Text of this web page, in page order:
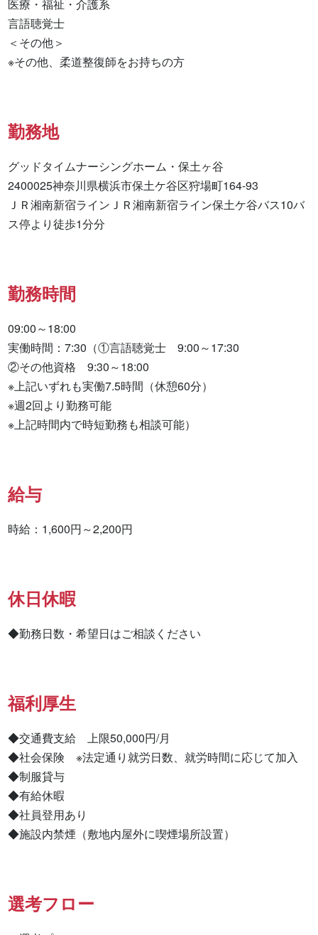
医療・福祉・介護系
言語聴覚士
＜その他＞
※その他、柔道整復師をお持ちの方
勤務地
グッドタイムナーシングホーム・保土ヶ谷
2400025神奈川県横浜市保土ケ谷区狩場町164-93
ＪＲ湘南新宿ラインＪＲ湘南新宿ライン保土ケ谷バス10バ
ス停より徒歩1分分
勤務時間
09:00～18:00
実働時間：7:30（①言語聴覚士　9:00～17:30
②その他資格　9:30～18:00
※上記いずれも実働7.5時間（休憩60分）
※週2回より勤務可能
※上記時間内で時短勤務も相談可能）
給与
時給：1,600円～2,200円
休日休暇
◆勤務日数・希望日はご相談ください
福利厚生
◆交通費支給　上限50,000円/月
◆社会保険　※法定通り就労日数、就労時間に応じて加入
◆制服貸与
◆有給休暇
◆社員登用あり
◆施設内禁煙（敷地内屋外に喫煙場所設置）
選考フロー